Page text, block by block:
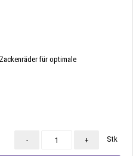
für optimale
- + Stk